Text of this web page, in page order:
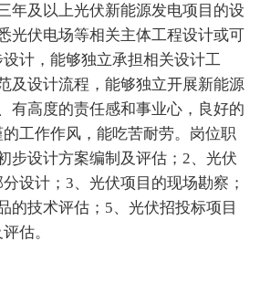
年及以上光伏新能源发电项目的设
光伏电场等相关主体工程设计或可
计，能够独立承担相关设计工
及设计流程，能够独立开展新能源
有高度的责任感和事业心，良好的
工作作风，能吃苦耐劳。岗位职
步设计方案编制及评估；2、光伏
设计；3、光伏项目的现场勘察；
的技术评估；5、光伏招投标项目
估。